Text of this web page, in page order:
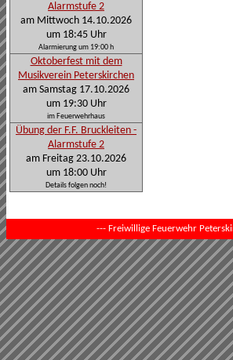
Alarmstufe 2
am Mittwoch 14.10.2026
um 18:45 Uhr
Alarmierung um 19:00 h
Oktoberfest mit dem
Musikverein Peterskirchen
am Samstag 17.10.2026
um 19:30 Uhr
im Feuerwehrhaus
Übung der F.F. Bruckleiten -
Alarmstufe 2
am Freitag 23.10.2026
um 18:00 Uhr
Details folgen noch!
--- Freiwillige Feuerwehr